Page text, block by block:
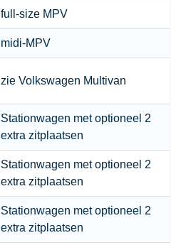
full-size MPV
midi-MPV
zie Volkswagen Multivan
Stationwagen met optioneel 2
extra zitplaatsen
Stationwagen met optioneel 2
extra zitplaatsen
Stationwagen met optioneel 2
extra zitplaatsen